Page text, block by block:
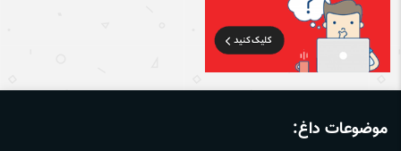
موضوعات داغ: